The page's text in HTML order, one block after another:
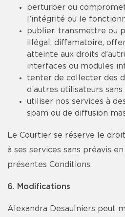
perturber ou
l’intégrité ou le
publier, transmettre ou
illégal, diffamatoire,
atteinte aux droits
interfaces ou modules
tenter de collecter des
d’autres utilisateurs
utiliser nos services à
spam ou de diffusion
Le Courtier se réserve le
à ses services sans préavis
présentes Conditions.
6. Modifications
Alexandra Desaulniers peut